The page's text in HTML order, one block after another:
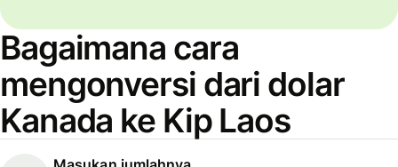
Bagaimana cara
mengonversi dari dolar
Kanada ke Kip Laos